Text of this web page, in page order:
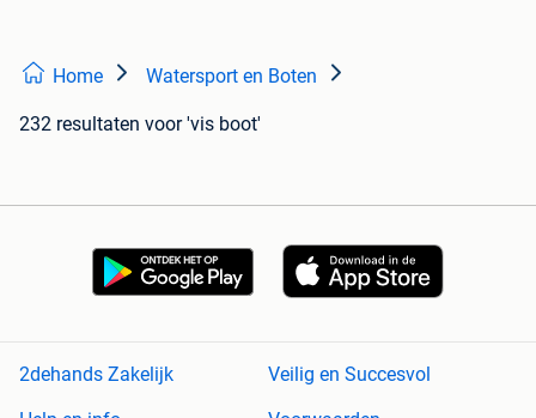
Home Watersport en Boten
232 resultaten voor 'vis boot'
2dehands Zakelijk
Veilig en Succesvol